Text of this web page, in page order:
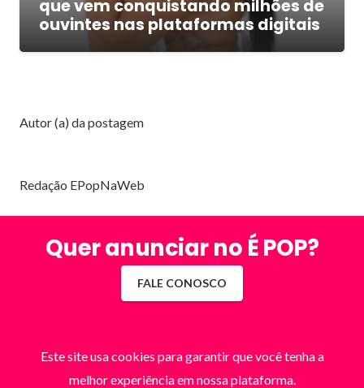
que vem conquistando milhões de
ouvintes nas plataformas digitais
Autor (a) da postagem
Redação EPopNaWeb
Quer anunciar no É POP?
FALE CONOSCO
Este site usa cookies para garantir que você tenha a
melhor experiência em nossa plataforma.